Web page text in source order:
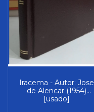
Iracema - Autor: Jose
de Alencar (1954)
[usado]